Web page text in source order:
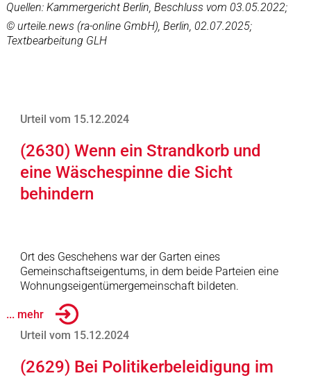
Quellen: Kammergericht Berlin, Beschluss vom 03.05.2022;
© urteile.news (ra-online GmbH), Berlin, 02.07.2025;
Textbearbeitung GLH
Urteil vom 15.12.2024
(2630) Wenn ein Strandkorb und
eine Wäschespinne die Sicht
behindern
Ort des Geschehens war der Garten eines
Gemeinschaftseigentums, in dem beide Parteien eine
Wohnungseigentümergemeinschaft bildeten.
... mehr
Urteil vom 15.12.2024
(2629) Bei Politikerbeleidigung im